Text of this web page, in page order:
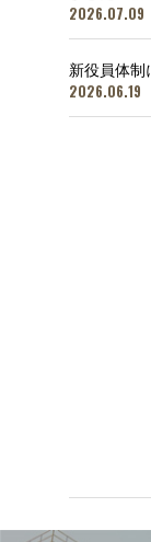
2026.07.09
新役員体制
2026.06.19